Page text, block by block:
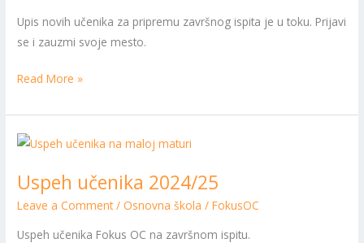
Upis novih učenika za pripremu završnog ispita je u toku. Prijavi
se i zauzmi svoje mesto.
Read More »
Uspeh učenika 2024/25
Leave a Comment /Osnovna škola /FokusOC
Uspeh učenika Fokus OC na završnom ispitu.
Uspeh
2024/25